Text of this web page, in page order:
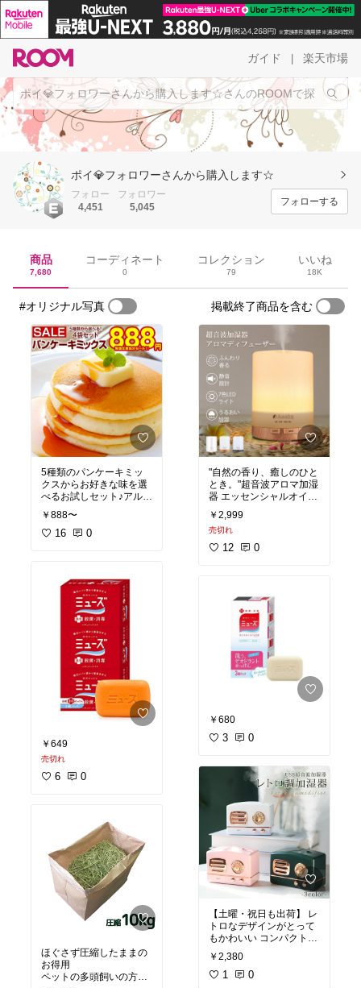
ガイド 楽天市場
ポイ💎フォロワーさんから購入します☆
フォロー
4,451
フォロワー
5,045
フォローする
商品
7,680
コーディネート
0
コレクション
79
いいね
18K
#オリジナル写真 掲載終了商品を含む
5種類のパンケーキミッ
クスからお好きな味を選
べるお試しセット♪アルミ
フリーでお子様も安心♪北
海道産バターミルク使
用！防腐剤不使用
￥888〜
16 0
￥649
売切れ
6 0
ほぐさず圧縮したままの
お得用
ペットの多頭飼いの方や
"自然の香り、癒しのひと
とき。"超音波アロマ加湿
器 エッセンシャルオイル
精油 ライト 照明 コンセ
ント シンプル インテリア
プレゼント ギフト おやす
み 寝室 部屋用 リビング
￥2,999
売切れ
12 0
￥680
3 0
【土曜・祝日も出荷】 レ
トロなデザインがとって
もかわいい コンパクトで
インテリアにもなる超音
波加湿器 イルミネーショ
ン機能も付いてリラック
￥2,380
1 0